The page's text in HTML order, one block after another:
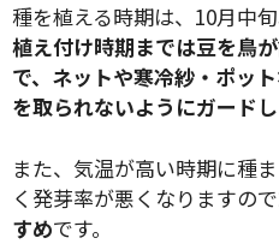
種を植える時期は、10月中
植え付け時期までは豆を鳥
で、ネットや寒冷紗・ポッ
を取られないようにガードし
また、気温が高い時期に種
く発芽率が悪くなりますので
すめです。